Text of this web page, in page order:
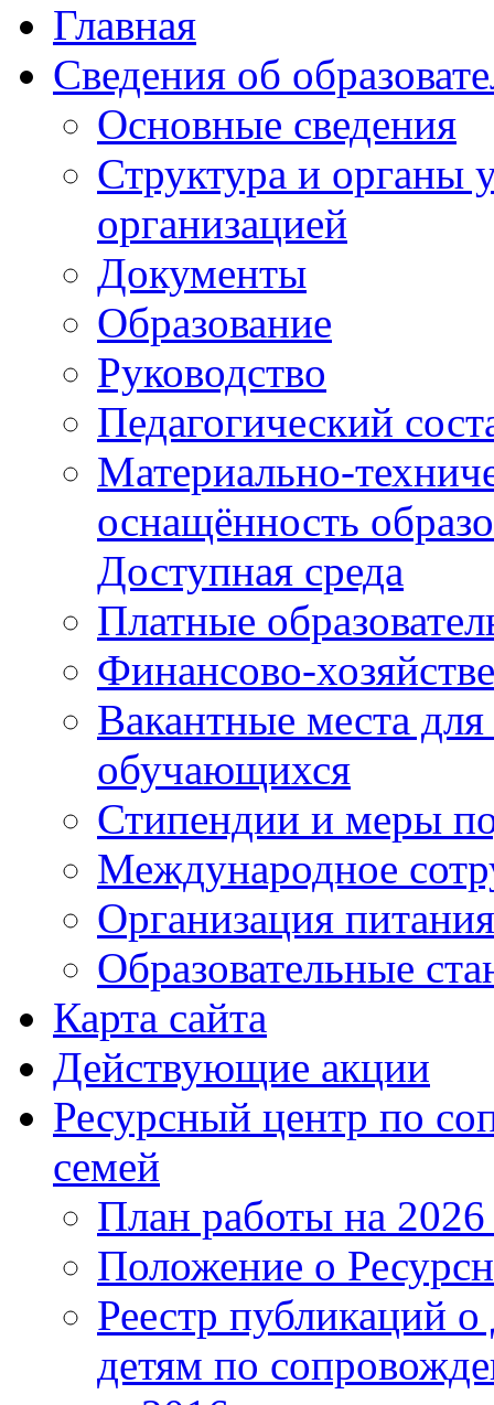
Главная
Сведения об
Основные сведения
Структура и органы
организацией
Документы
Образование
Руководство
Педагогический
Материально-
оснащённость
Доступная среда
Платные
Финансово-
Вакантные места
обучающихся
Стипендии и меры
Международное
Организация питания
Образовательные
Карта сайта
Действующие акции
Ресурсный центр по
семей
План работы на 2026
Положение о
Реестр публикаций
детям по